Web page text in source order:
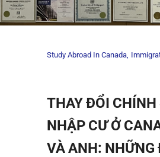
Study Abroad In Canada
THAY ĐỔI CHÍNH
NHẬP CƯ Ở
VÀ ANH: NHỮNG